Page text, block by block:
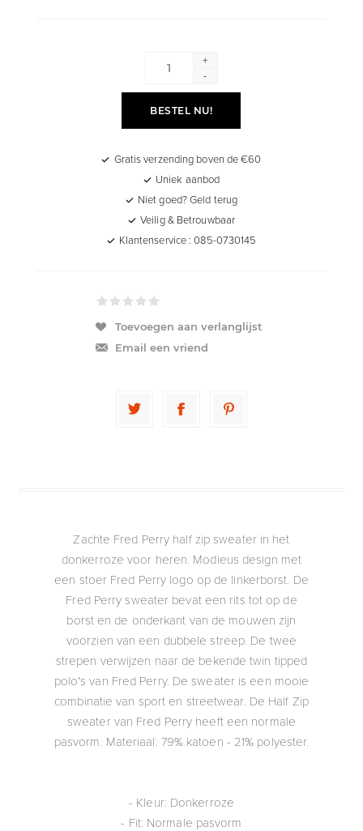
+
-
BESTEL NU!
Gratis verzending boven de €60
Uniek aanbod
Niet goed? Geld terug
Veilig & Betrouwbaar
Klantenservice : 085-0730145
Toevoegen aan verlanglijst
Email een vriend
Zachte Fred Perry half zip sweater in het
donkerroze voor heren. Modieus design met
een stoer Fred Perry logo op de linkerborst. De
Fred Perry sweater bevat een rits tot op de
borst en de onderkant van de mouwen zijn
voorzien van een dubbele streep. De twee
strepen verwijzen naar de bekende twin tipped
polo's van Fred Perry. De sweater is een mooie
combinatie van sport en streetwear. De Half Zip
sweater van Fred Perry heeft een normale
pasvorm. Materiaal: 79% katoen - 21% polyester.
- Kleur: Donkerroze
- Fit: Normale pasvorm